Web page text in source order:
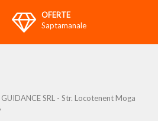
OFERTE
Saptamanale
GUIDANCE SRL - Str. Locotenent Moga